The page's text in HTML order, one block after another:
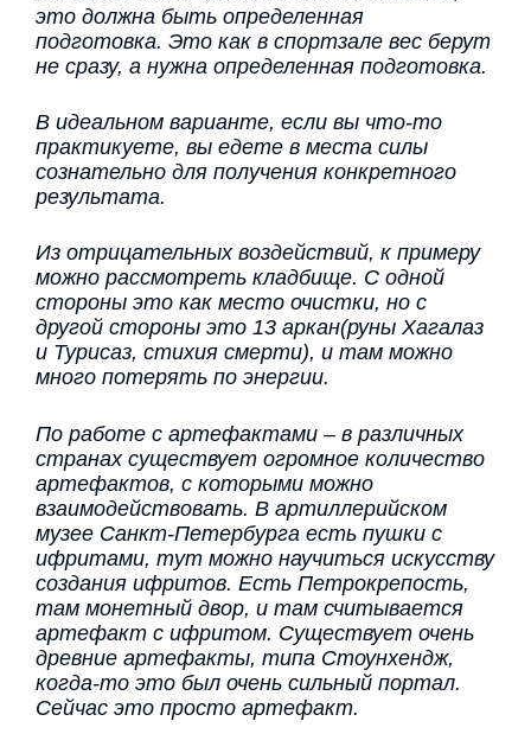
это должна быть определенная
подготовка. Это как в спортзале вес берут
не сразу, а нужна определенная подготовка.
В идеальном варианте, если вы что-то
практикуете, вы едете в места силы
сознательно для получения конкретного
результата.
Из отрицательных воздействий, к примеру
можно рассмотреть кладбище. С одной
стороны это как место очистки, но с
другой стороны это 13 аркан(руны Хагалаз
и Турисаз, стихия смерти), и там можно
много потерять по энергии.
По работе с артефактами – в различных
странах существует огромное количество
артефактов, с которыми можно
взаимодействовать. В артиллерийском
музее Санкт-Петербурга есть пушки с
ифритами, тут можно научиться искусству
создания ифритов. Есть Петрокрепость,
там монетный двор, и там считывается
артефакт с ифритом. Существует очень
древние артефакты, типа Стоунхендж,
когда-то это был очень сильный портал.
Сейчас это просто артефакт.